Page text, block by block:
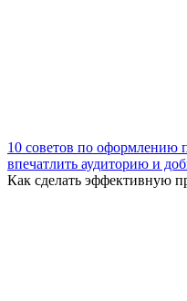
10 советов по оформлению
впечатлить аудиторию и
Как сделать эффективную